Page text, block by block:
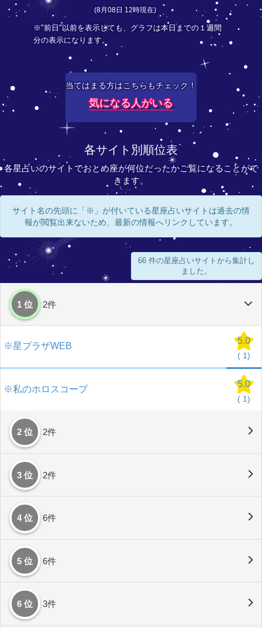
(8月08日 12時現在)
※"前日"以前を表示しても、グラフは本日までの１週間
分の表示になります。
当てはまる方はこちらもチェック！
気になる人がいる
各サイト別順位表
各星占いのサイトでおとめ座が何位だったかご覧になることがで
きます。
サイト名の先頭に「※」が付いている星座占いサイトは過去の情
報が閲覧出来ないため、最新の情報へリンクしています。
66 件の星座占いサイトから集計し
ました。
1 位 2件
※星プラザWEB
5.0
( 1)
※私のホロスコープ
5.0
( 1)
2 位 2件
3 位 2件
4 位 6件
5 位 6件
6 位 3件